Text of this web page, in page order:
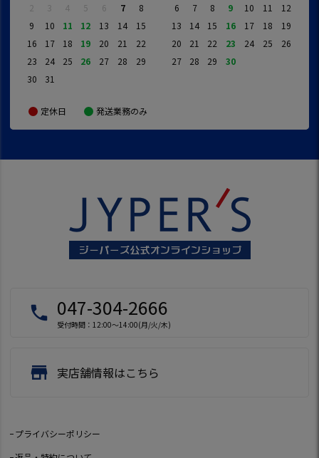
2
3 4 5 6 7
8
9
10 11 12 13 14
15
16
17 18 19 20 21
22
23
24 25 26 27 28
29
30
31
6
7 8 9 10 11
12
13
14 15 16 17 18
19
20
21 22 23 24 25
26
27
28 29 30
定休日 発送業務のみ
local_phone 047-304-2666
受付時間：12:00～14:00(月/火/木)
store 実店舗情報はこちら
プライバシーポリシー